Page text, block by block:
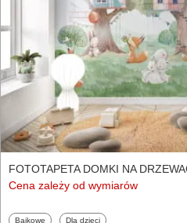
FOTOTAPETA DOMKI NA
Cena zależy od wymiarów
Fototapety
Bajkowe Fototapety
Dla dzieci